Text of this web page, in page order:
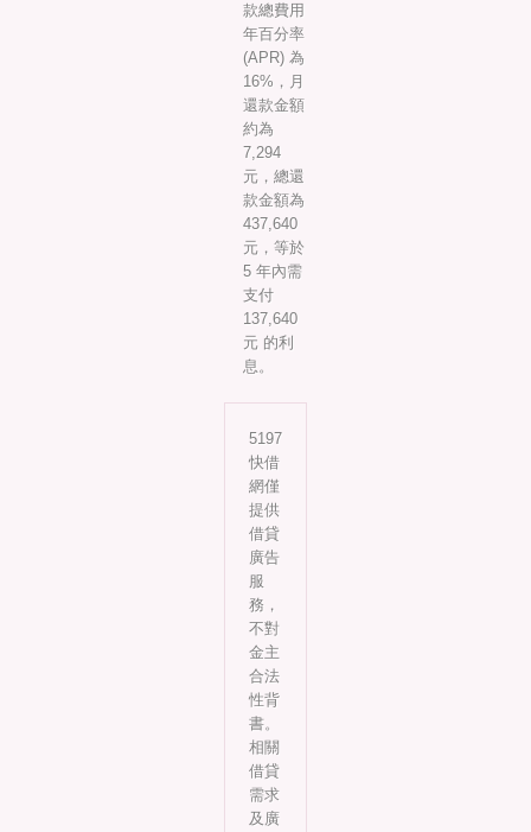
款總費用
年百分率
(APR) 為
16%，月
還款金額
約為
7,294
元，總還
款金額為
437,640
元，等於
5 年內需
支付
137,640
元 的利
息。
5197
快借
網僅
提供
借貸
廣告
服
務，
不對
金主
合法
性背
書。
相關
借貸
需求
及廣